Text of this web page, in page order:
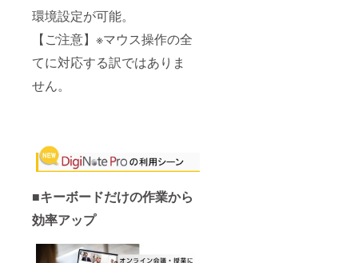
環境設定が可能。
【ご注意】※マウス操作の全
てに対応する訳ではありま
せん。
■キーボードだけの作業から
効率アップ